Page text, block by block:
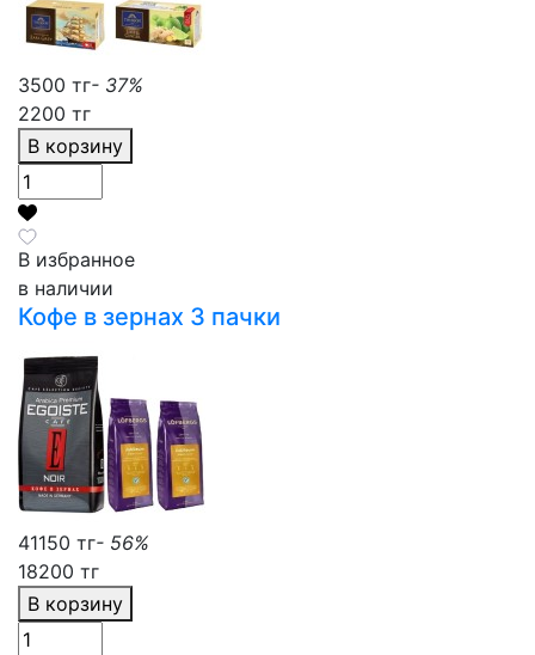
3500 тг- 37%
2200 тг
В корзину
В избранное
в наличии
Кофе в зернах 3 пачки
41150 тг- 56%
18200 тг
В корзину